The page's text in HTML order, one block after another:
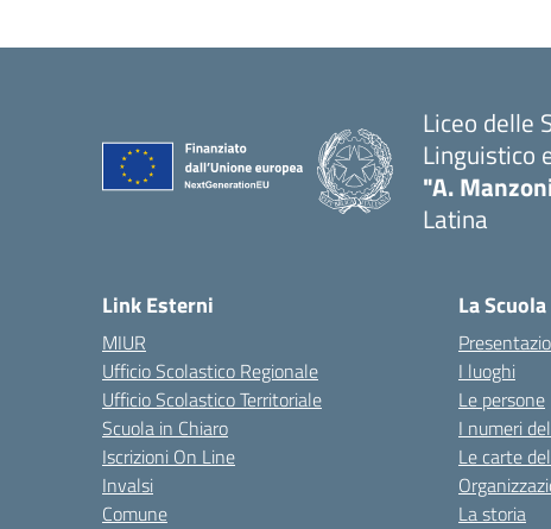
Liceo delle
Linguistico
"A.
Latina
Link Esterni
MIUR
Ufficio Scolastico Regionale
Ufficio Scolastico Territoriale
Scuola in Chiaro
Iscrizioni On Line
Invalsi
Comune
La Scuola
I luoghi
Le persone
I numeri
Le carte
La storia